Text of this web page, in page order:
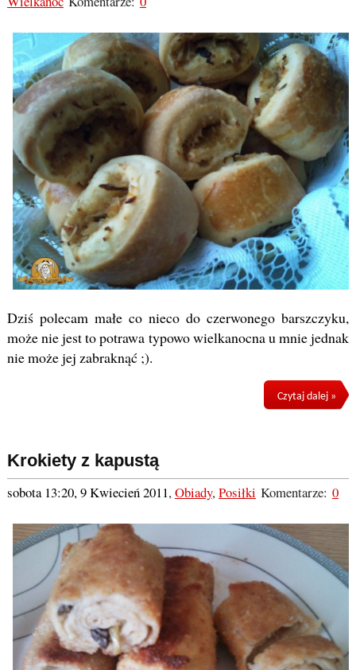
Dziś polecam małe co nieco do czerwonego barszczyku,
może nie jest to potrawa typowo wielkanocna u mnie jednak
nie może jej zabraknąć ;).
Czytaj dalej »
Krokiety z kapustą
sobota 13:20, 9 Kwiecień 2011,Obiady,Posiłki Komentarze: 0